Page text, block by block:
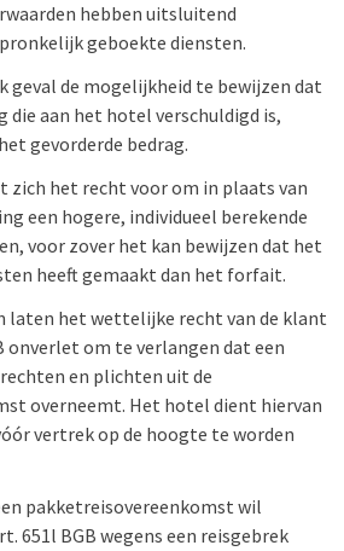
hebben uitsluitend
geboekte diensten.
geval de mogelijkheid te bewijzen dat
die aan het hotel verschuldigd is,
gevorderde bedrag.
zich het recht voor om in plaats van
een hogere, individueel berekende
voor zover het kan bewijzen dat het
heeft gemaakt dan het forfait.
laten het wettelijke recht van de klant
onverlet om te verlangen dat een
en plichten uit de
overneemt. Het hotel dient hiervan
vertrek op de hoogte te worden
pakketreisovereenkomst wil
651l BGB wegens een reisgebrek